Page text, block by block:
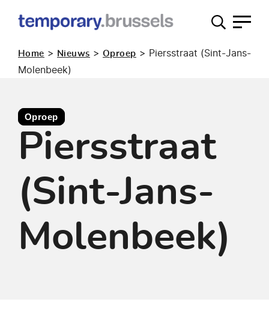
tijdelijk
Home > Nieuws > Oproep > Piersstraat (Sint-Jans-
Molenbeek)
Oproep
Piersstraat
(Sint-Jans-
Molenbeek)